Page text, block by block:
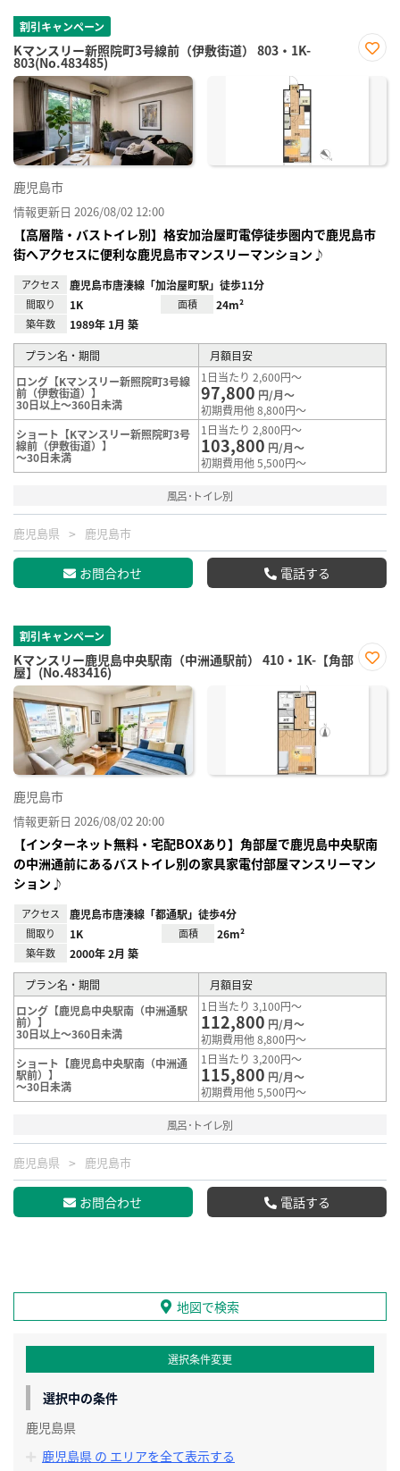
割引キャンペーン
Kマンスリー新照院町3号線前（伊敷街道） 803・1K-
803(No.483485)
に入
鹿児島市
情報更新日 2026/08/02 12:00
【高層階・バストイレ別】格安加治屋町電停徒歩圏内で鹿児島市
街へアクセスに便利な鹿児島市マンスリーマンション♪
アクセス 鹿児島市唐湊線「加治屋町駅」徒歩11分
間取り 1K 面積 24m²
築年数 1989年 1月 築
プラン名・期間
月額目安
ロング【Kマンスリー新照院町3号線
前（伊敷街道）】
30日以上～360日未満
1日当たり 2,600円～
97,800 円/月～
初期費用他 8,800円～
ショート【Kマンスリー新照院町3号
線前（伊敷街道）】
～30日未満
1日当たり 2,800円～
103,800 円/月～
初期費用他 5,500円～
風呂･トイレ別
鹿児島県 鹿児島市
お問合わせ 電話する
割引キャンペーン
Kマンスリー鹿児島中央駅南（中洲通駅前） 410・1K-【角部
屋】(No.483416)
に入
鹿児島市
情報更新日 2026/08/02 20:00
【インターネット無料・宅配BOXあり】角部屋で鹿児島中央駅南
の中洲通前にあるバストイレ別の家具家電付部屋マンスリーマン
ション♪
アクセス 鹿児島市唐湊線「都通駅」徒歩4分
間取り 1K 面積 26m²
築年数 2000年 2月 築
プラン名・期間
月額目安
ロング【鹿児島中央駅南（中洲通駅
前）】
30日以上～360日未満
1日当たり 3,100円～
112,800 円/月～
初期費用他 8,800円～
ショート【鹿児島中央駅南（中洲通
駅前）】
～30日未満
1日当たり 3,200円～
115,800 円/月～
初期費用他 5,500円～
風呂･トイレ別
鹿児島県 鹿児島市
お問合わせ 電話する
地図で検索
選択条件変更
選択中の条件
鹿児島県
鹿児島県 の エリアを全て表示する